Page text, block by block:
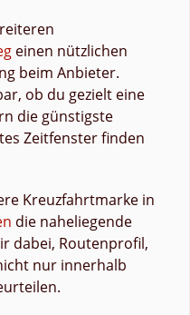
einen nützlichen
beim Anbieter.
ob du gezielt eine
die günstigste
Zeitfenster finden
Kreuzfahrtmarke in
die naheliegende
dabei, Routenprofil,
nur innerhalb